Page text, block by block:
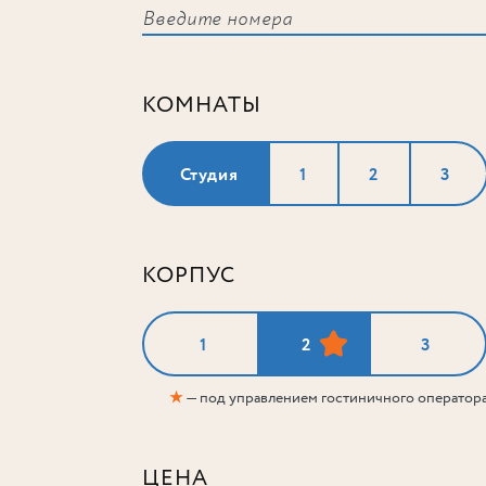
КОМНАТЫ
Студия 1 2 3
КОРПУС
1 2 3
★— под управлением гостиничного
ЦЕНА